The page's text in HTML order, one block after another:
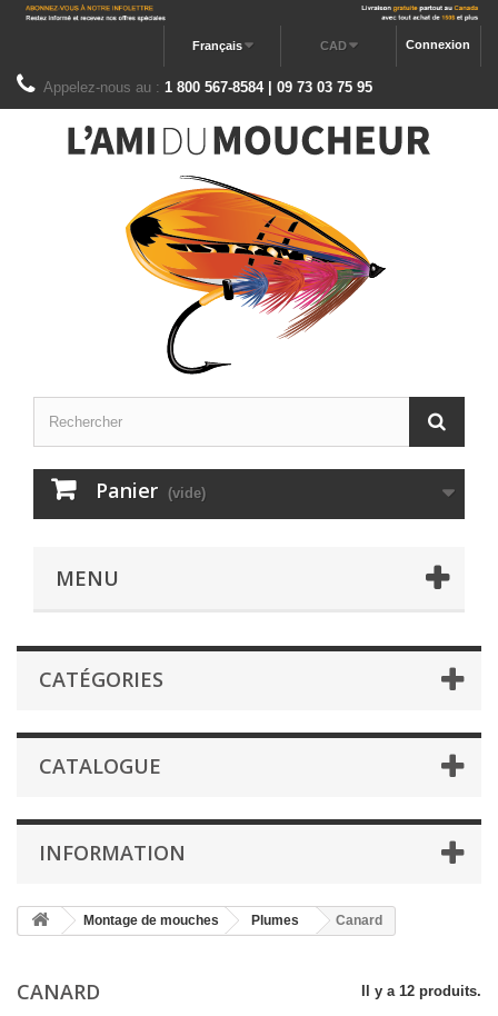
Connexion
CAD
Français
Appelez-nous au : 1 800 567-8584 | 09 73 03 75 95
Panier (vide)
MENU
CATÉGORIES
CATALOGUE
INFORMATION
Montage de mouches Plumes Canard
CANARD Il y a 12 produits.